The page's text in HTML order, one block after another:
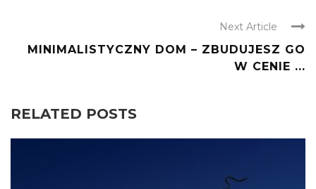
Next Article
MINIMALISTYCZNY DOM – ZBUDUJESZ GO
W CENIE ...
RELATED POSTS